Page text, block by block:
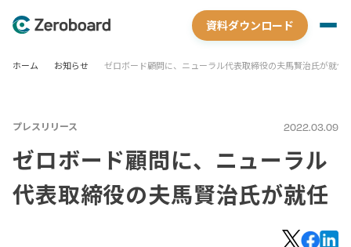
資料ダウンロード
ホーム お知らせ ゼロボード顧問に、ニューラル代表取締役の夫馬賢治氏が就任
プレスリリース 2022.03.09
ゼロボード顧問に、ニューラル
代表取締役の夫馬賢治氏が就任